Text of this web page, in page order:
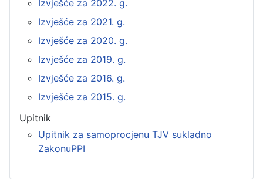
Izvješće za 2022. g.
Izvješće za 2021. g.
Izvješće za 2020. g.
Izvješće za 2019. g.
Izvješće za 2016. g.
Izvješće za 2015. g.
Upitnik
Upitnik za samoprocjenu TJV sukladno
ZakonuPPI